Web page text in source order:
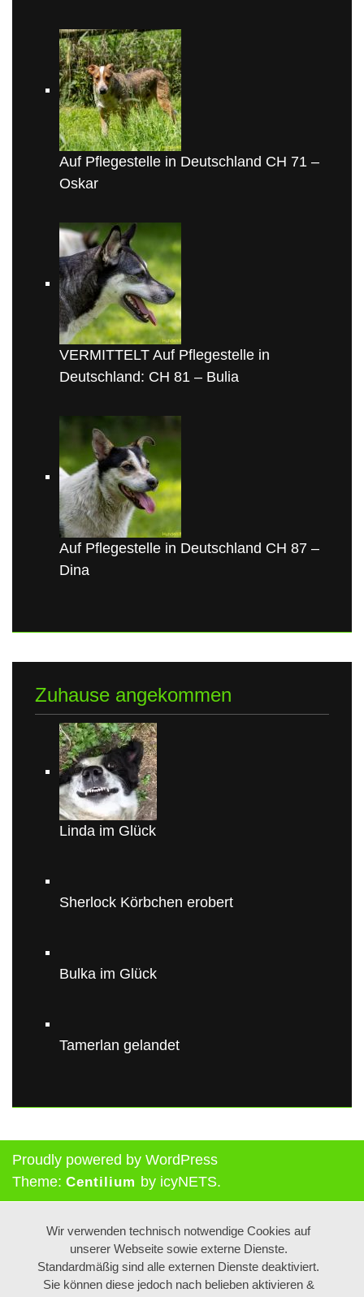
Auf Pflegestelle in Deutschland CH 71 –
Oskar
VERMITTELT Auf Pflegestelle in
Deutschland: CH 81 – Bulia
Auf Pflegestelle in Deutschland CH 87 –
Dina
Zuhause angekommen
Linda im Glück
Sherlock Körbchen erobert
Bulka im Glück
Tamerlan gelandet
Proudly powered by WordPress
Theme: Centilium by icyNETS.
Wir verwenden technisch notwendige Cookies auf
unserer Webseite sowie externe Dienste.
Standardmäßig sind alle externen Dienste deaktiviert.
Sie können diese jedoch nach belieben aktivieren &